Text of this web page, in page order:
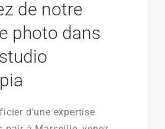
de notre
photo dans
d’une expertise